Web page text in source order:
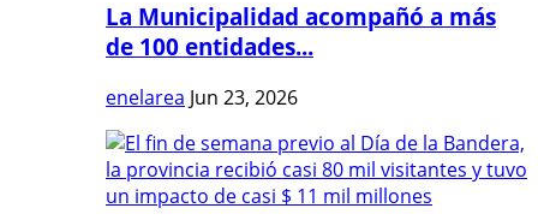
La Municipalidad acompañó a más
de 100 entidades...
enelarea Jun 23, 2026